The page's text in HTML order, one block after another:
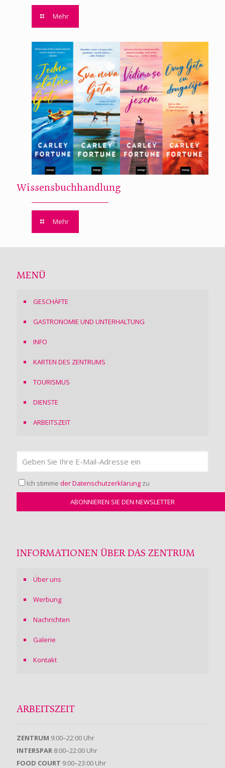
Mehr
Wissensbuchhandlung
Mehr
MENÜ
GESCHÄFTE
GASTRONOMIE UND UNTERHALTUNG
INFO
KARTEN DES ZENTRUMS
TOURISMUS
DIENSTE
ARBEITSZEIT
Ich stimme der Datenschutzerklärung zu
INFORMATIONEN ÜBER DAS ZENTRUM
Über uns
Werbung
Nachrichten
Galerie
Kontakt
ARBEITSZEIT
ZENTRUM 9:00–22:00 Uhr
INTERSPAR 8:00–22:00 Uhr
FOOD COURT 9:00–23:00 Uhr